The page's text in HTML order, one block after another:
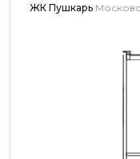
ЖК Пушкарь Московская область, Городской округ Пушкинский, с.